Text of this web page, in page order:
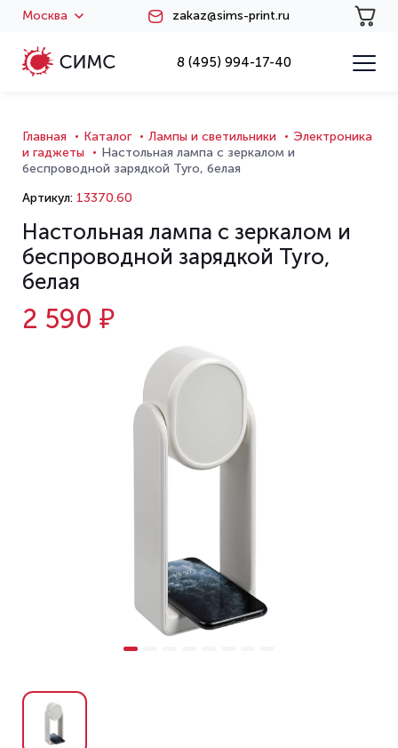
Москва zakaz@sims-print.ru
8 (495) 994-17-40
Главная Каталог Лампы и светильники
Электроника
и гаджеты
Настольная лампа с зеркалом и
беспроводной зарядкой Tyro, белая
Артикул: 13370.60
Настольная лампа с зеркалом и
беспроводной зарядкой Tyro,
белая
2 590 ₽